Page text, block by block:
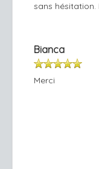
sans
Bianca
Merci